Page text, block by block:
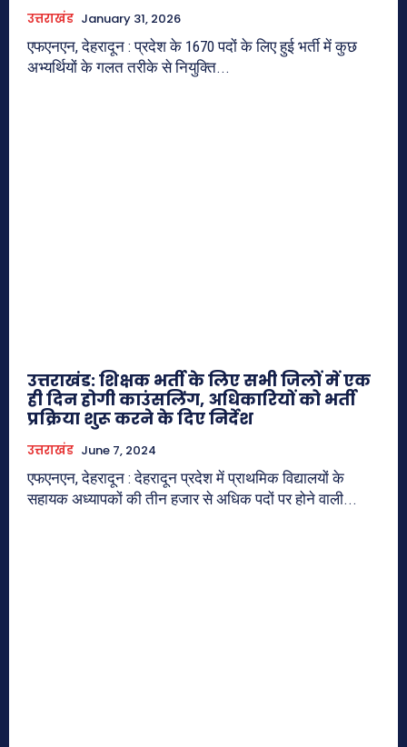
उत्तराखंड January 31, 2026
एफएनएन, देहरादून : प्रदेश के 1670 पदों के लिए हुई भर्ती में कुछ
अभ्यर्थियों के गलत तरीके से नियुक्ति...
उत्तराखंड: शिक्षक भर्ती के लिए सभी जिलों में एक
ही दिन होगी काउंसलिंग, अधिकारियों को भर्ती
प्रक्रिया शुरू करने के दिए निर्देश
उत्तराखंड June 7, 2024
एफएनएन, देहरादून : देहरादून प्रदेश में प्राथमिक विद्यालयों के
सहायक अध्यापकों की तीन हजार से अधिक पदों पर होने वाली...